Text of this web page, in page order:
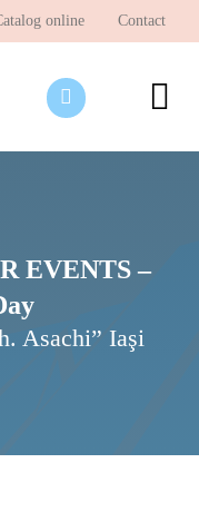
online Contact
EVENTS –
Asachi” Iaşi